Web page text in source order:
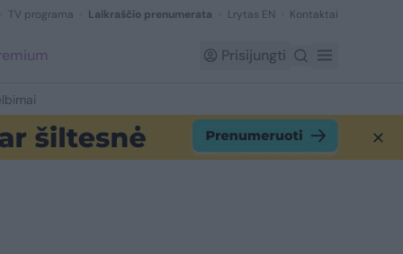
TV programa Laikraščio prenumerata Lrytas EN Kontaktai
Prisijungti